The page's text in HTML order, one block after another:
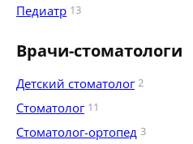
Педиатр 13
Врачи-стоматологи
Детский стоматолог 2
Стоматолог 11
Стоматолог-ортопед 3